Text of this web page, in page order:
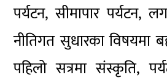
पर्यटन, सीमापार पर्यटन,
नीतिगत सुधारका विषयमा
पहिलो सत्रमा संस्कृति,